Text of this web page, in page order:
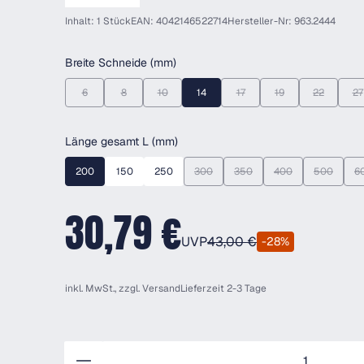
Inhalt: 1 StückEAN: 4042146522714Hersteller-Nr: 963.2444
Breite Schneide (mm)auswählen
6(Diese Option ist zurzeit nicht verfügbar.)
8(Diese Option ist zurzeit nicht verfügbar.)
10(Diese Option ist zurzeit nicht verfügbar.)
14 17(Diese Option ist zurzeit nicht
19(Diese Option ist
22(Diese 27
Länge gesamt L (mm)auswählen
200 150 250 300(Diese Option ist zurzeit nicht
350(Diese Option ist zurzeit nicht
400(Diese Option ist
500(Diese
30,79 €UVP43,00 € -28%
inkl. MwSt., zzgl.VersandLieferzeit 2-3 Tage